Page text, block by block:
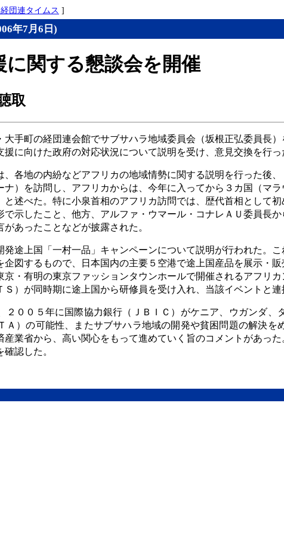
団連タイムス ]
年7月6日)
に関する懇談会を開催
取
大手町の経団連会館でサブサハラ地域委員会（坂根正弘委員長
に向けた政府の対応状況について説明を受け、意見交換を行っ
、各地の内紛などアフリカの地域情勢に関する説明を行った後
ナ）を訪問し、アフリカからは、今年に入ってから３カ国（マ
述べた。特に小泉首相のアフリカ訪問では、歴代首相として
で示したこと、他方、アルファ・ウマール・コナレＡＵ委員長
あったことなどが披露された。
発途上国「一村一品」キャンペーンについて説明が行われた。
企図するもので、日本国内の主要５空港で途上国産品を展示・
京・有明の東京ファッションタウンホールで開催されるアフリ
）が同時期に途上国から研修員を受け入れ、当該イベントと連
２００５年に国際協力銀行（ＪＢＩＣ）がケニア、ウガンダ
Ａ）の可能性、またサブサハラ地域の開発や貧困問題の解決
産業省から、高い関心をもって進めていく旨のコメントがあっ
認した。